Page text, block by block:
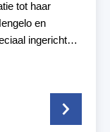
tot haar
en
ingericht